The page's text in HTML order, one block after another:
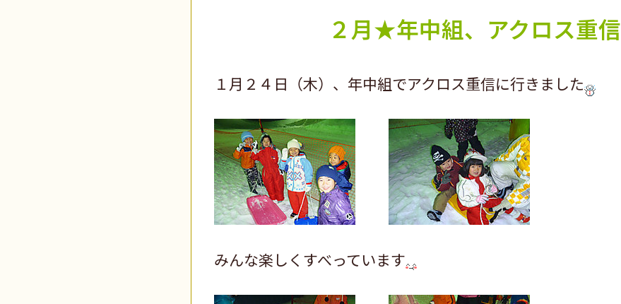
２月★年中組、アクロス重信
１月２４日（木）、年中組でアクロス重信に行きました
みんな楽しくすべっています